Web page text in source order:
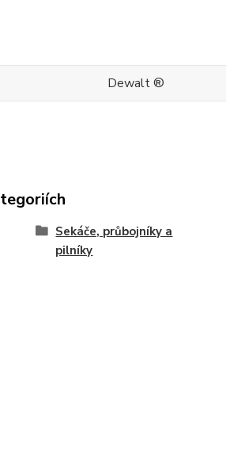
Dewalt ®
Sekáče, průbojníky a
pilníky